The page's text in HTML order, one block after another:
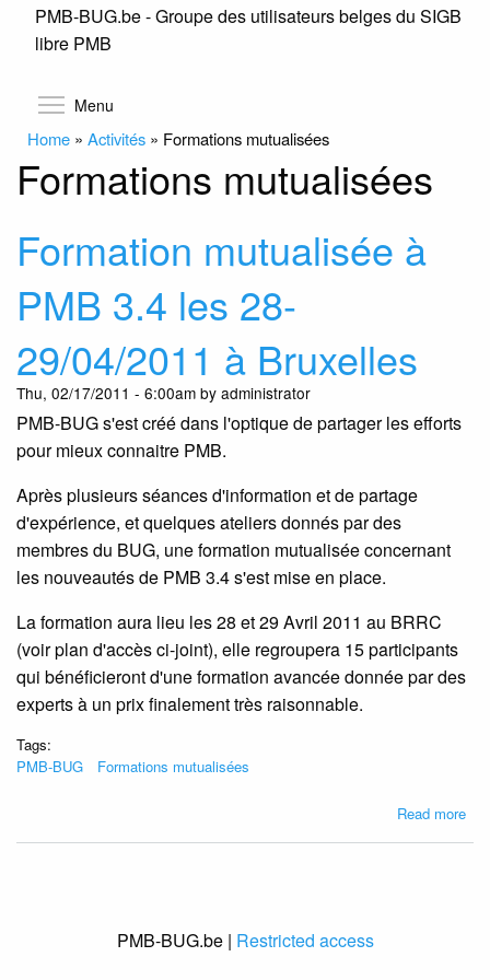
Skip
PMB-BUG.be - Groupe des utilisateurs belges du SIGB
libre PMB
Menu
Home » Activités » Formations mutualisées
Formations mutualisées
Formation mutualisée à
PMB 3.4 les 28-
29/04/2011 à Bruxelles
Thu, 02/17/2011 - 6:00am by administrator
PMB-BUG s'est créé dans l'optique de partager les efforts
pour mieux connaitre PMB.
Après plusieurs séances d'information et de partage
d'expérience, et quelques ateliers donnés par des
membres du BUG, une formation mutualisée concernant
les nouveautés de PMB 3.4 s'est mise en place.
La formation aura lieu les 28 et 29 Avril 2011 au BRRC
(voir plan d'accès ci-joint), elle regroupera 15 participants
qui bénéficieront d'une formation avancée donnée par des
experts à un prix finalement très raisonnable.
Tags:
PMB-BUG
Formations mutualisées
Read more
PMB-BUG.be | Restricted access